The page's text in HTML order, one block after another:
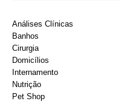
Análises Clínicas
Banhos
Cirurgia
Domicílios
Internamento
Nutrição
Pet Shop